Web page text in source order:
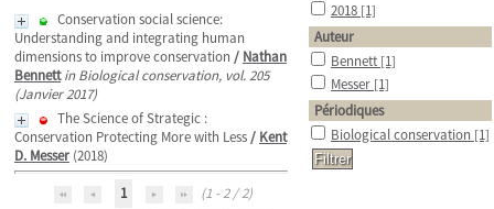
Conservation social science:
Understanding and integrating human
dimensions to improve conservation / Nathan
Bennett in Biological conservation, vol. 205
(Janvier 2017)
The Science of Strategic :
Conservation Protecting More with Less/ Kent
D. Messer (2018)
1
(1 - 2 / 2)
2018 [1]
Auteur
Bennett [1]
Messer [1]
Périodiques
Biological conservation [1]